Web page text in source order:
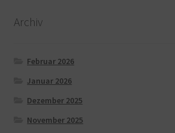
Archiv
Februar 2026
Januar 2026
Dezember 2025
November 2025